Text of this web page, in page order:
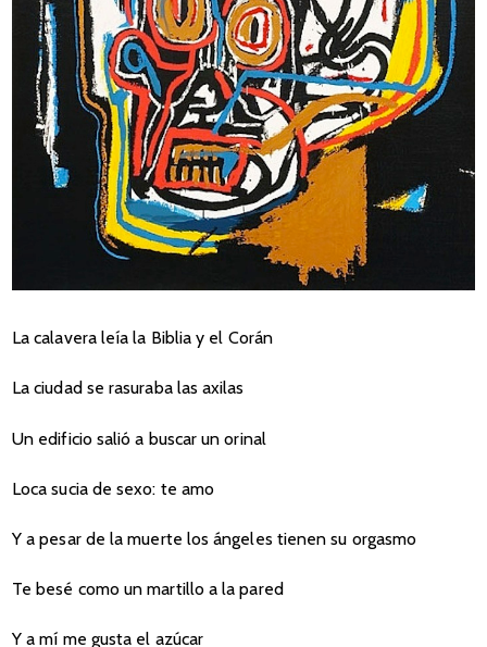
La calavera leía la Biblia y el Corán
La ciudad se rasuraba las axilas
Un edificio salió a buscar un orinal
Loca sucia de sexo: te amo
Y a pesar de la muerte los ángeles tienen su orgasmo
Te besé como un martillo a la pared
Y a mí me gusta el azúcar